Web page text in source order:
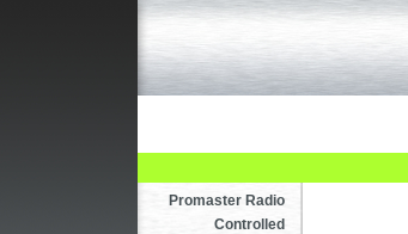
Promaster Radio
Controlled